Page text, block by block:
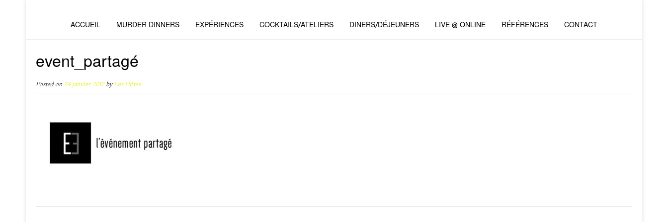
ACCUEIL MURDER DINNERS EXPÉRIENCES COCKTAILS/ATELIERS DINERS/DÉJEUNERS LIVE @ ONLINE RÉFÉRENCES CONTACT
event_partagé
Posted on24 janvier 2017byLes Hôtes